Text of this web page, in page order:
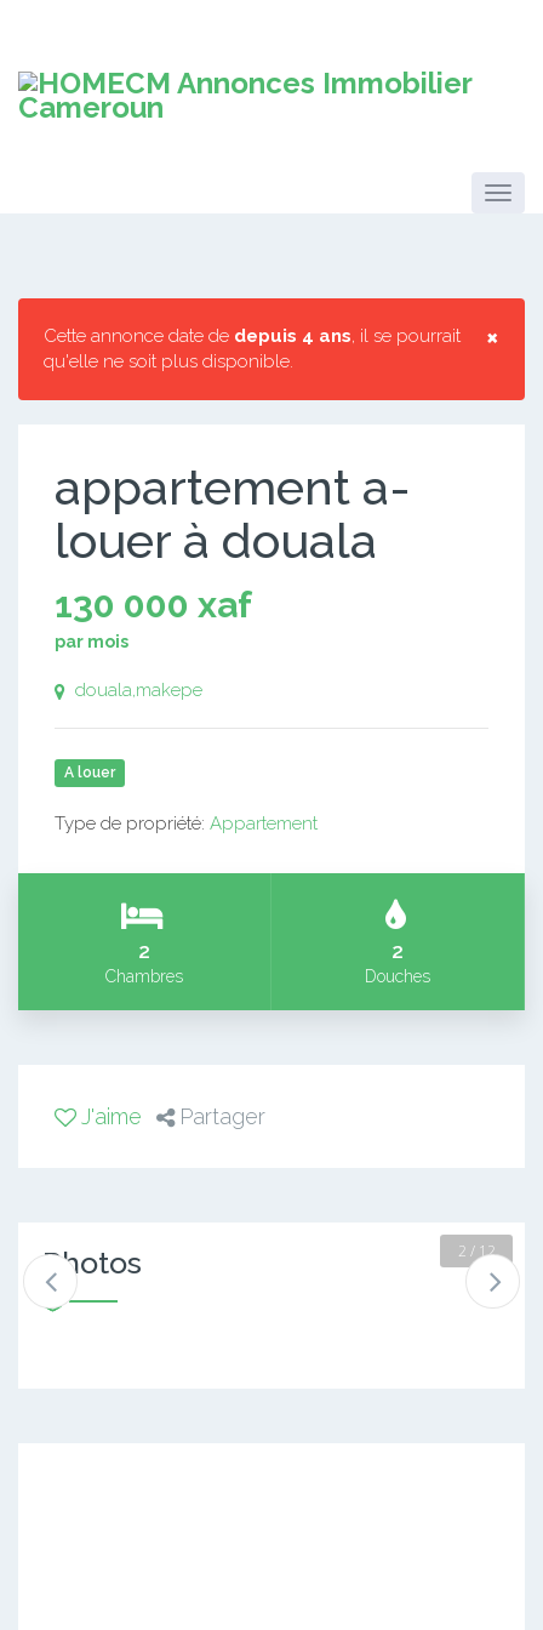
×
Cette annonce date de depuis 4 ans, il se pourrait
qu'elle ne soit plus disponible.
appartement a-
louer à douala
130 000 xaf
par mois
douala,makepe
A louer
Type de propriété: Appartement
2
Chambres
2
Douches
J'aime Partager
Photos 2 / 12